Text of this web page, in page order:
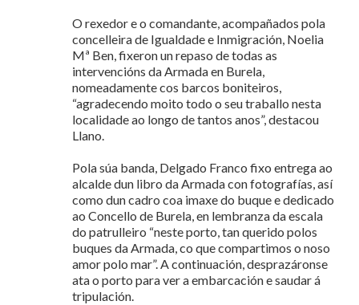
O rexedor e o comandante, acompañados pola
concelleira de Igualdade e Inmigración, Noelia
Mª Ben, fixeron un repaso de todas as
intervencións da Armada en Burela,
nomeadamente cos barcos boniteiros,
“agradecendo moito todo o seu traballo nesta
localidade ao longo de tantos anos”, destacou
Llano.
Pola súa banda, Delgado Franco fixo entrega ao
alcalde dun libro da Armada con fotografías, así
como dun cadro coa imaxe do buque e dedicado
ao Concello de Burela, en lembranza da escala
do patrulleiro “neste porto, tan querido polos
buques da Armada, co que compartimos o noso
amor polo mar”. A continuación, desprazáronse
ata o porto para ver a embarcación e saudar á
tripulación.